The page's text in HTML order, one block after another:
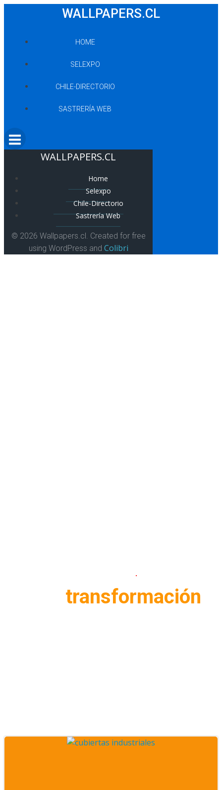
WALLPAPERS.CL
HOME
SELEXPO
CHILE-DIRECTORIO
SASTRERÍA WEB
WALLPAPERS.CL
Home
Selexpo
Chile-Directorio
Sastrería Web
© 2026 Wallpapers.cl. Created for free
using WordPress and Colibri
.
transformación